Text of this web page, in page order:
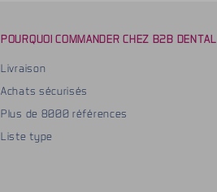
POURQUOI COMMANDER CHEZ B2B DENTAL
Livraison
Achats sécurisés
Plus de 8000 références
Liste type